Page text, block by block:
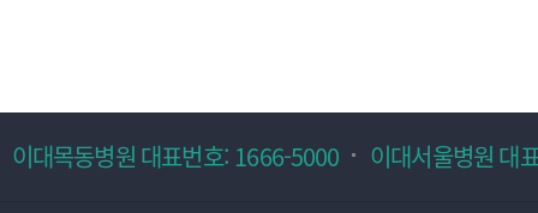
이대목동병원 대표번호: 1666-5000 이대서울병원 대